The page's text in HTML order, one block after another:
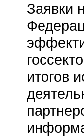
Заявки
итогов